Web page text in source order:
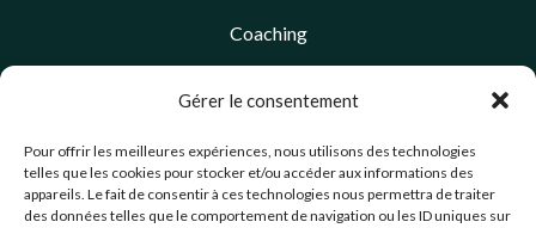
Gérer le consentement
Pour offrir les meilleures expériences, nous utilisons des technologies
telles que les cookies pour stocker et/ou accéder aux informations des
appareils. Le fait de consentir à ces technologies nous permettra de traiter
des données telles que le comportement de navigation ou les ID uniques sur
Coaching
À propos
Blog